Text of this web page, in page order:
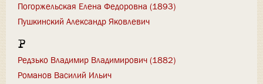
Погоржельская Елена Федоровна (1893)
Пушкинский Александр Яковлевич
Р
Редзько Владимир Владимирович (1882)
Романов Василий Ильич